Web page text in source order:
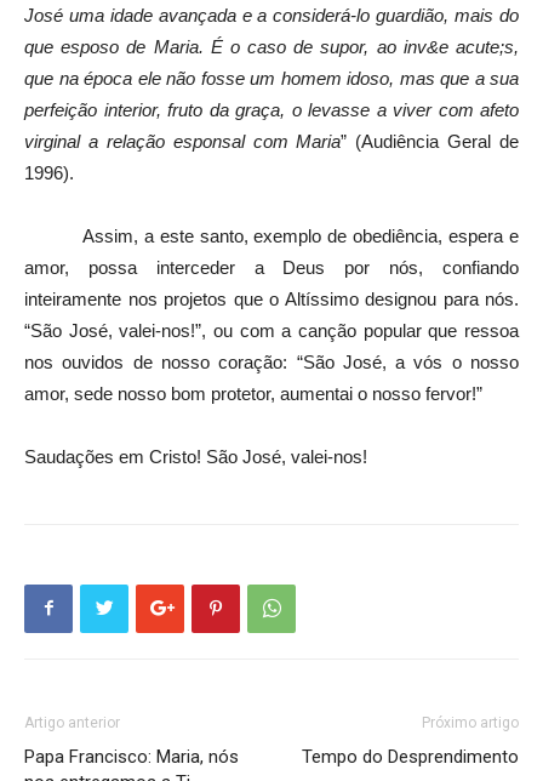
José uma idade avançada e a considerá-lo guardião, mais do
que esposo de Maria. É o caso de supor, ao inv&e acute;s,
que na época ele não fosse um homem idoso, mas que a sua
perfeição interior, fruto da graça, o levasse a viver com afeto
virginal a relação esponsal com Maria” (Audiência Geral de
1996).
Assim, a este santo, exemplo de obediência, espera e
amor, possa interceder a Deus por nós, confiando
inteiramente nos projetos que o Altíssimo designou para nós.
“São José, valei-nos!”, ou com a canção popular que ressoa
nos ouvidos de nosso coração: “São José, a vós o nosso
amor, sede nosso bom protetor, aumentai o nosso fervor!”
Saudações em Cristo! São José, valei-nos!
Artigo anterior
Papa Francisco: Maria, nós
Próximo artigo
Tempo do Desprendimento